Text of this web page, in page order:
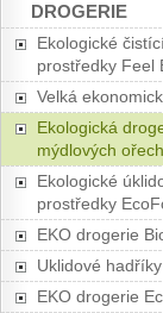
DROGERIE
Ekologické
prostředky Feel
Velká
Ekologická
mýdlových
Ekologické
prostředky
EKO drogerie
Uklidové
EKO drogerie